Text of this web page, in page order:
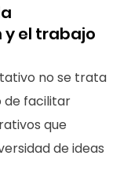
el trabajo
no se trata
de facilitar
que
de ideas